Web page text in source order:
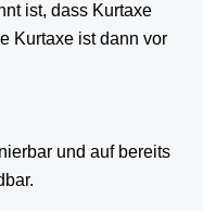
ist, dass Kurtaxe
Kurtaxe ist dann vor
und auf bereits